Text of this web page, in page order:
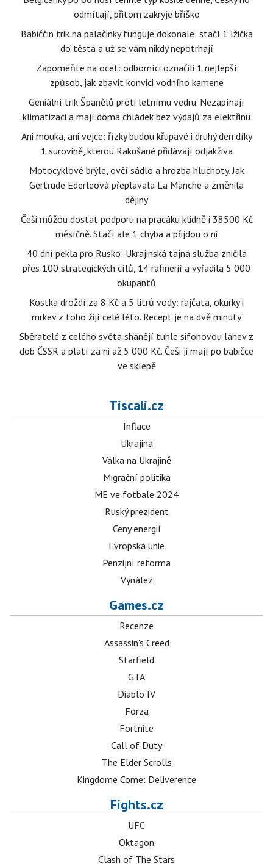
odmítají, přitom zakryje bříško
Babiččin trik na palačinky funguje dokonale: stačí 1 lžička
do těsta a už se vám nikdy nepotrhají
Zapomeňte na ocet: odborníci označili 1 nejlepší
způsob, jak zbavit konvici vodního kamene
Geniální trik Španělů proti letnímu vedru. Nezapínají
klimatizaci a mají doma chládek bez výdajů za elektřinu
Ani mouka, ani vejce: řízky budou křupavé i druhý den díky
1 surovině, kterou Rakušané přidávají odjakživa
Motocyklové brýle, ovčí sádlo a hrozba hluchoty. Jak
Gertrude Ederleová přeplavala La Manche a změnila
dějiny
Češi můžou dostat podporu na pracáku klidně i 38500 Kč
měsíčně. Stačí ale 1 chyba a přijdou o ni
40 dní pekla pro Rusko: Ukrajinská tajná služba zničila
přes 100 strategických cílů, 14 rafinerií a vyřadila 5 000
okupantů
Kostka droždí za 8 Kč a 5 litrů vody: rajčata, okurky i
mrkev z toho žijí celé léto. Recept je na dvě minuty
Sběratelé z celého světa shánějí tuhle sifonovou láhev z
dob ČSSR a platí za ni až 5 000 Kč. Češi ji mají po babičce
ve sklepě
Tiscali.cz
Inflace
Ukrajina
Válka na Ukrajině
Migrační politika
ME ve fotbale 2024
Ruský prezident
Ceny energií
Evropská unie
Penzijní reforma
Vynález
Games.cz
Recenze
Assassin's Creed
Starfield
GTA
Diablo IV
Forza
Fortnite
Call of Duty
The Elder Scrolls
Kingdome Come: Deliverence
Fights.cz
UFC
Oktagon
Clash of The Stars